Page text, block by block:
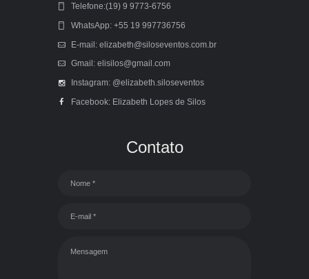
Telefone:(19) 9 9773-6756
WhatsApp: +55 19 997736756
E-mail: elizabeth@siloseventos.com.br
Gmail: elisilos@gmail.com
Instagram: @elizabeth.siloseventos
Facebook: Elizabeth Lopes de Silos
Contato